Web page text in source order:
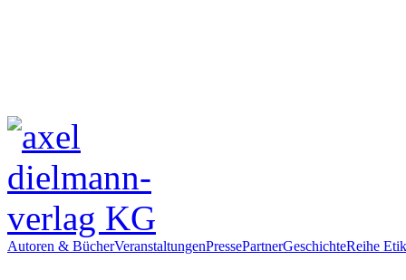
Autoren & BücherVeranstaltungenPressePartnerGeschichteReihe